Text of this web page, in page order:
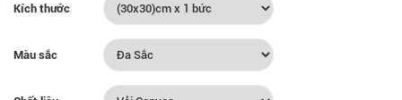
Kích thước
Màu sắc